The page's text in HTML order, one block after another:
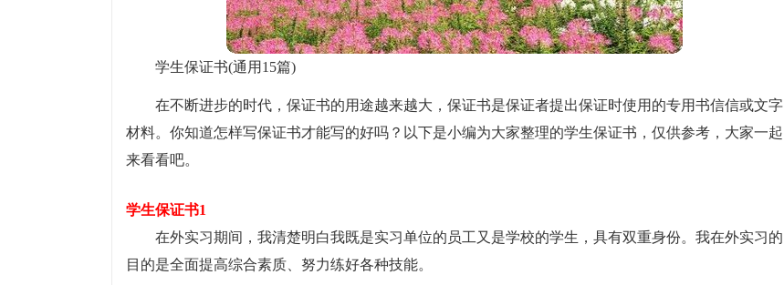
学生保证书(通用15篇)
在不断进步的时代，保证书的用途越来越大，保证书是保证者提出保证时使用的专用书信信或文字
材料。你知道怎样写保证书才能写的好吗？以下是小编为大家整理的学生保证书，仅供参考，大家一起
来看看吧。
学生保证书1
在外实习期间，我清楚明白我既是实习单位的员工又是学校的学生，具有双重身份。我在外实习的
目的是全面提高综合素质、努力练好各种技能。